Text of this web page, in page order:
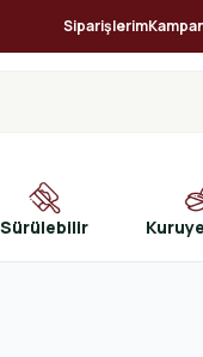
Siparişlerim
Sürülebilir